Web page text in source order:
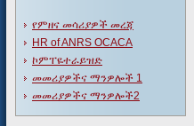
የምዘና መሳሪያዎች መረጃ
HR of ANRS OCACA
ኮምፐዬተራይዝድ
መመሪያዎችና ማንዎሎች 1
መመሪያዎችና ማንዎሎች2